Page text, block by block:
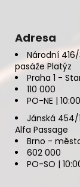
Adresa
Národní
pasáže Platýz
Praha 1 -
110 000
PO-NE |
Jánská 454/
Alfa Passage
Brno -
602 000
PO-SO |